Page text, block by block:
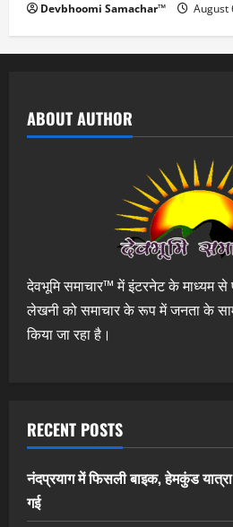
Devbhoomi Samachar™ August
ABOUT AUTHOR
देवभूमि समाचार™ में इंटरनेट के माध्यम
लेखनी को समाचार के रूप में जनता के
किया जा रहा है।
RECENT POSTS
नंदप्रयाग में फिसली बाइक, हेमकुंड
गई